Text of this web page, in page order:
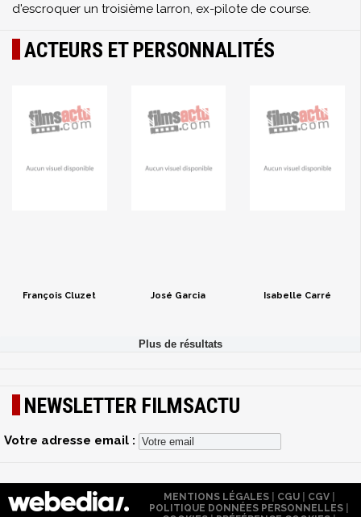
d'escroquer un troisième larron, ex-pilote de course.
ACTEURS ET PERSONNALITÉS
François Cluzet José Garcia Isabelle Carré
NEWSLETTER FILMSACTU
Votre adresse email :
MENTIONS LÉGALES| CGU| CGV|
POLITIQUE DONNÉES PERSONNELLES